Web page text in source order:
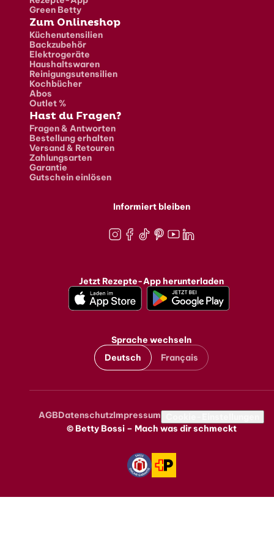
Green Betty
Zum Onlineshop
Küchenutensilien
Backzubehör
Elektrogeräte
Haushaltswaren
Reinigungsutensilien
Kochbücher
Abos
Outlet %
Hast du Fragen?
Fragen & Antworten
Bestellung erhalten
Versand & Retouren
Zahlungsarten
Garantie
Gutschein einlösen
Informiert bleiben
Jetzt Rezepte-App herunterladen
Sprache wechseln
Deutsch
Français
Metanavigation
AGBDatenschutzImpressum
© Betty Bossi – Mach was dir schmeckt